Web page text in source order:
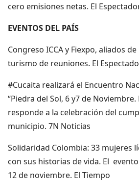
cero emisiones netas. El
EVENTOS DEL PAÍS
Congreso ICCA y Fiexpo, aliados
turismo de reuniones. El
#Cucaita realizará el Encuentro
“Piedra del Sol, 6 y7 de
responde a la celebración del
municipio. 7N Noticias
Solidaridad Colombia: 33 mujeres
con sus historias de vida. El
12 de noviembre. El Tiempo